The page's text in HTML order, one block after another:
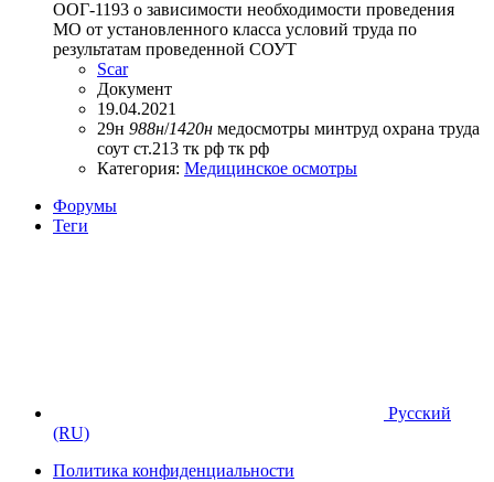
ООГ-1193 о зависимости необходимости проведения
МО от установленного класса условий труда по
результатам проведенной СОУТ
Scar
Документ
19.04.2021
29н 988н/1420н медосмотры минтруд охрана труда
соут ст.213 тк рф тк рф
Категория: Медицинское осмотры
Форумы
Теги
Русский
(RU)
Политика конфиденциальности